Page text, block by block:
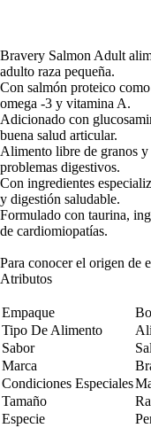
Bravery Salmon Adult
adulto raza pequeña.
Con salmón proteico
omega -3 y vitamina A.
Adicionado con
buena salud articular.
Alimento libre de granos
problemas digestivos.
Con ingredientes
y digestión saludable.
Formulado con taurina,
de cardiomiopatías.
Para conocer el origen de
Atributos
Empaque
Tipo De Alimento
Sabor
Marca
Condiciones Especiales
Tamaño
Especie